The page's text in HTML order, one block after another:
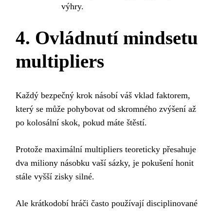
výhry.
4. Ovládnutí mindsetu
multipliers
Každý bezpečný krok násobí váš vklad faktorem,
který se může pohybovat od skromného zvýšení až
po kolosální skok, pokud máte štěstí.
Protože maximální multipliers teoreticky přesahuje
dva miliony násobku vaší sázky, je pokušení honit
stále vyšší zisky silné.
Ale krátkodobí hráči často používají disciplinované